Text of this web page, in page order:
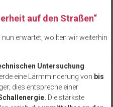
auf den Straßen“
nun erwartet, wollten wir weiterhin
Untersuchung
eine Lärmminderung von bis
dies entspreche einer
Die stärkste